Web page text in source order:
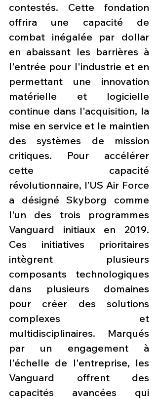
contestés. Cette fondation
offrira une capacité de
combat inégalée par dollar
en abaissant les barrières à
l'entrée pour l'industrie et en
permettant une innovation
matérielle et logicielle
continue dans l'acquisition, la
mise en service et le maintien
des systèmes de mission
critiques. Pour accélérer
cette capacité
révolutionnaire, l’US Air Force
a désigné Skyborg comme
l'un des trois programmes
Vanguard initiaux en 2019.
Ces initiatives prioritaires
intègrent plusieurs
composants technologiques
dans plusieurs domaines
pour créer des solutions
complexes et
multidisciplinaires. Marqués
par un engagement à
l'échelle de l'entreprise, les
Vanguard offrent des
capacités avancées qui